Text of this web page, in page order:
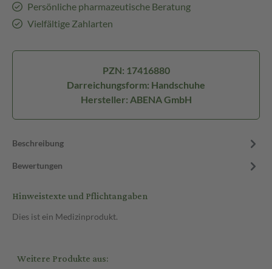
Persönliche pharmazeutische Beratung
Vielfältige Zahlarten
PZN: 17416880
Darreichungsform: Handschuhe
Hersteller: ABENA GmbH
Beschreibung
Bewertungen
Hinweistexte und Pflichtangaben
Dies ist ein Medizinprodukt.
Weitere Produkte aus: